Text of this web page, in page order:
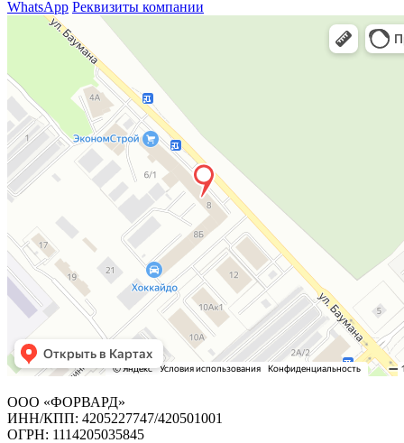
WhatsApp Реквизиты компании
ООО «ФОРВАРД»
ИНН/КПП: 4205227747/420501001
ОГРН: 1114205035845